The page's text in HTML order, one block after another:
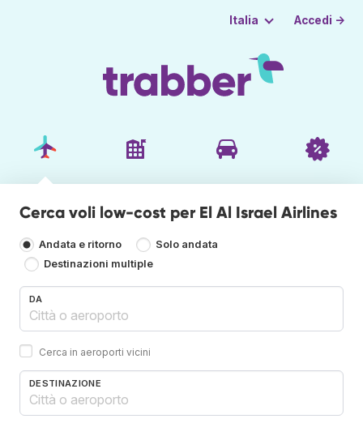
Italia Accedi →
Cerca voli low-cost per El Al Israel Airlines
Andata e ritorno
Solo andata
Destinazioni multiple
DA
Cerca in aeroporti vicini
DESTINAZIONE